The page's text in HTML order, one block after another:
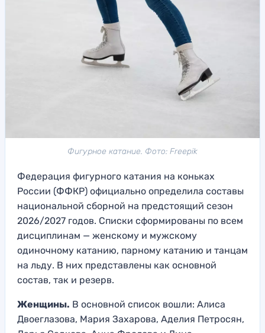
Фигурное катание. Фото: Freepik
Федерация фигурного катания на коньках
России (ФФКР) официально определила составы
национальной сборной на предстоящий сезон
2026/2027 годов. Списки сформированы по всем
дисциплинам — женскому и мужскому
одиночному катанию, парному катанию и танцам
на льду. В них представлены как основной
состав, так и резерв.
Женщины. В основной список вошли: Алиса
Двоеглазова, Мария Захарова, Аделия Петросян,